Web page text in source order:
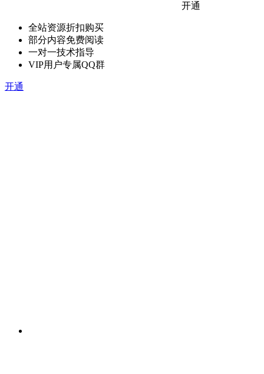
开通
全站资源折扣购买
部分内容免费阅读
一对一技术指导
VIP用户专属QQ群
开通